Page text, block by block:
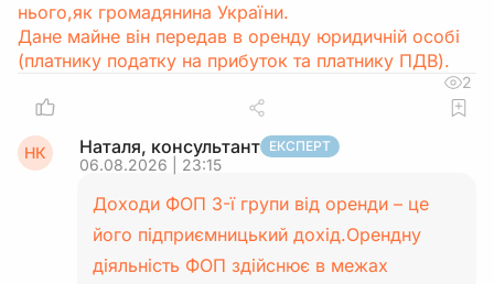
нього,як громадянина України.
Дане майне він передав в оренду юридичній особі
(платнику податку на прибуток та платнику ПДВ).
2
НК Наталя, консультант ЕКСПЕРТ
06.08.2026 | 23:15
Доходи ФОП 3-ї групи від оренди – це
його підприємницький дохід.Орендну
діяльність ФОП здійснює в межах